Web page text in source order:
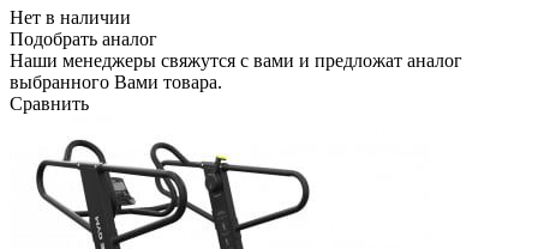
Нет в наличии
Подобрать аналог
Наши менеджеры свяжутся с вами и предложат аналог
выбранного Вами товара.
Сравнить